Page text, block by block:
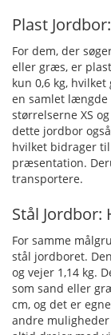
Plast
For dem, der
eller græs, er
kun 0,6 kg,
en samlet længde
størrelserne XS
dette jordbor
hvilket bidrager
præsentation.
transportere.
Stål Jordbor:
For samme
stål jordboret.
og vejer 1,14 kg.
som sand eller
cm, og det er
andre